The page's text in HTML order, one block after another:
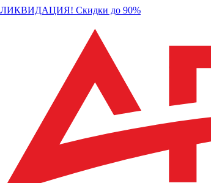
ЛИКВИДАЦИЯ! Скидки до 90%